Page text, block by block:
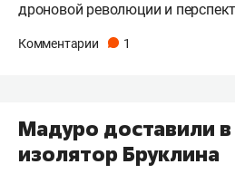
дроновой революции и
Комментарии 1
Мадуро доставили
изолятор Бруклина